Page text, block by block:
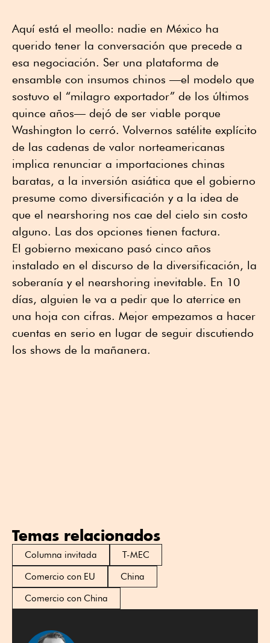
Aquí está el meollo: nadie en México ha
querido tener la conversación que precede a
esa negociación. Ser una plataforma de
ensamble con insumos chinos —el modelo que
sostuvo el “milagro exportador” de los últimos
quince años— dejó de ser viable porque
Washington lo cerró. Volvernos satélite explícito
de las cadenas de valor norteamericanas
implica renunciar a importaciones chinas
baratas, a la inversión asiática que el gobierno
presume como diversificación y a la idea de
que el nearshoring nos cae del cielo sin costo
alguno. Las dos opciones tienen factura.
El gobierno mexicano pasó cinco años
instalado en el discurso de la diversificación, la
soberanía y el nearshoring inevitable. En 10
días, alguien le va a pedir que lo aterrice en
una hoja con cifras. Mejor empezamos a hacer
cuentas en serio en lugar de seguir discutiendo
los shows de la mañanera.
Temas relacionados
Columna invitada
T-MEC
Comercio con EU
China
Comercio con China